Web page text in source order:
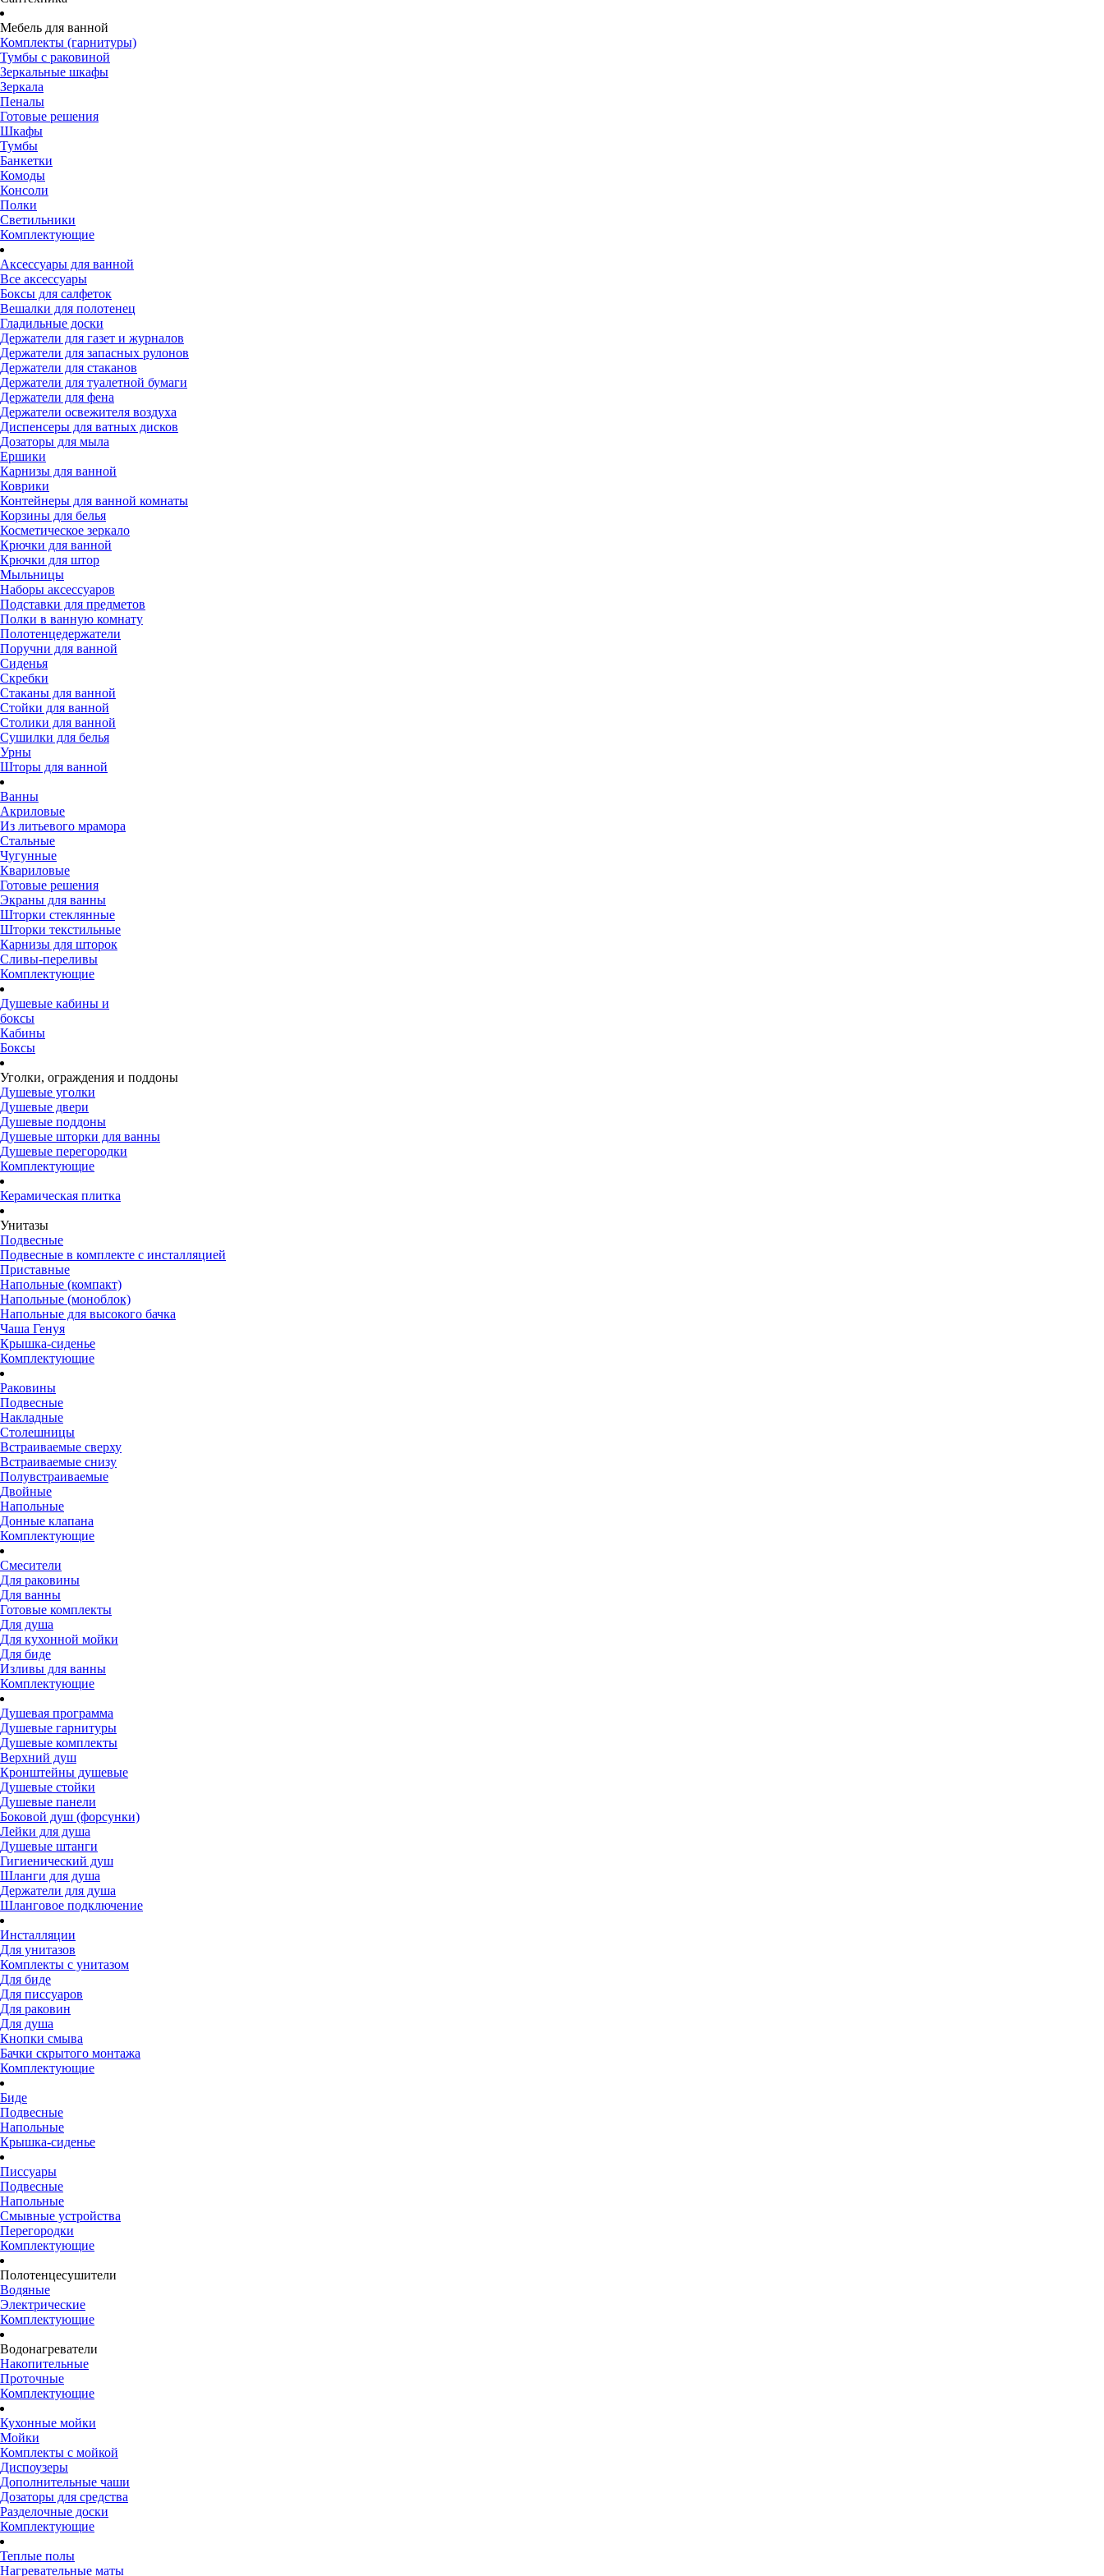
Мебель для ванной
Комплекты (гарнитуры)
Тумбы с раковиной
Зеркальные шкафы
Зеркала
Пеналы
Готовые решения
Шкафы
Тумбы
Банкетки
Комоды
Консоли
Полки
Светильники
Комплектующие
Аксессуары для ванной
Все аксессуары
Боксы для салфеток
Вешалки для полотенец
Гладильные доски
Держатели для газет и журналов
Держатели для запасных рулонов
Держатели для стаканов
Держатели для туалетной бумаги
Держатели для фена
Держатели освежителя воздуха
Диспенсеры для ватных дисков
Дозаторы для мыла
Ершики
Карнизы для ванной
Коврики
Контейнеры для ванной комнаты
Корзины для белья
Косметическое зеркало
Крючки для ванной
Крючки для штор
Мыльницы
Наборы аксессуаров
Подставки для предметов
Полки в ванную комнату
Полотенцедержатели
Поручни для ванной
Сиденья
Скребки
Стаканы для ванной
Стойки для ванной
Столики для ванной
Сушилки для белья
Урны
Шторы для ванной
Ванны
Акриловые
Из литьевого мрамора
Стальные
Чугунные
Квариловые
Готовые решения
Экраны для ванны
Шторки стеклянные
Шторки текстильные
Карнизы для шторок
Сливы-переливы
Комплектующие
Душевые кабины и
боксы
Кабины
Боксы
Уголки, ограждения и поддоны
Душевые уголки
Душевые двери
Душевые поддоны
Душевые шторки для ванны
Душевые перегородки
Комплектующие
Керамическая плитка
Унитазы
Подвесные
Подвесные в комплекте с инсталляцией
Приставные
Напольные (компакт)
Напольные (моноблок)
Напольные для высокого бачка
Чаша Генуя
Крышка-сиденье
Комплектующие
Раковины
Подвесные
Накладные
Столешницы
Встраиваемые сверху
Встраиваемые снизу
Полувстраиваемые
Двойные
Напольные
Донные клапана
Комплектующие
Смесители
Для раковины
Для ванны
Готовые комплекты
Для душа
Для кухонной мойки
Для биде
Изливы для ванны
Комплектующие
Душевая программа
Душевые гарнитуры
Душевые комплекты
Верхний душ
Кронштейны душевые
Душевые стойки
Душевые панели
Боковой душ (форсунки)
Лейки для душа
Душевые штанги
Гигиенический душ
Шланги для душа
Держатели для душа
Шланговое подключение
Инсталляции
Для унитазов
Комплекты с унитазом
Для биде
Для писсуаров
Для раковин
Для душа
Кнопки смыва
Бачки скрытого монтажа
Комплектующие
Биде
Подвесные
Напольные
Крышка-сиденье
Писсуары
Подвесные
Напольные
Смывные устройства
Перегородки
Комплектующие
Полотенцесушители
Водяные
Электрические
Комплектующие
Водонагреватели
Накопительные
Проточные
Комплектующие
Кухонные мойки
Мойки
Комплекты с мойкой
Диспоузеры
Дополнительные чаши
Дозаторы для средства
Разделочные доски
Комплектующие
Теплые полы
Нагревательные маты